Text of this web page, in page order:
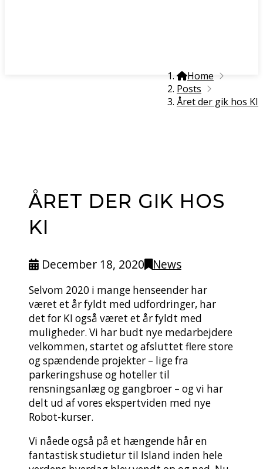
Home
Posts
Året der gik hos KI
ÅRET DER GIK HOS
KI
December 18, 2020 News
Selvom 2020 i mange henseender har
været et år fyldt med udfordringer, har
det for KI også været et år fyldt med
muligheder. Vi har budt nye medarbejdere
velkommen, startet og afsluttet flere store
og spændende projekter – lige fra
parkeringshuse og hoteller til
rensningsanlæg og gangbroer – og vi har
delt ud af vores ekspertviden med nye
Robot-kurser.
Vi nåede også på et hængende hår en
fantastisk studietur til Island inden hele